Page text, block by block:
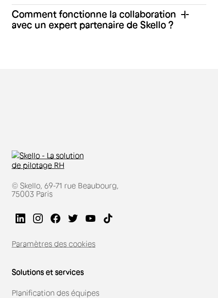
Comment fonctionne la collaboration
avec un expert partenaire de Skello ?
© Skello, 69-71 rue Beaubourg,
75003 Paris
Paramètres des cookies
Solutions et services
Planification des équipes